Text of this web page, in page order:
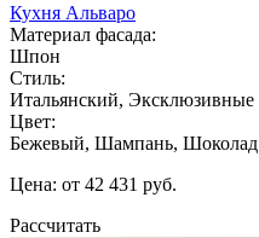
Кухня Альваро
Материал фасада:
Шпон
Стиль:
Итальянский, Эксклюзивные
Цвет:
Бежевый, Шампань, Шоколад
Цена: от 42 431 руб.
Рассчитать